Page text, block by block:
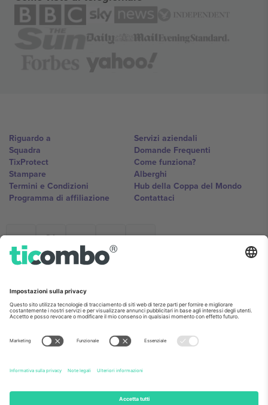
Riguardo a
Squadra
TixProtect
Stampare
Termini e Condizioni
Programma di affiliazione
Servizi aziendali
Domande Frequenti
Come funziona?
Alberghi
Hub della Coppa del Mondo
Contattaci
Ticombo Italia
Mimi Balkanska 132, 1540, Sofia,
base alla località, all'evento e/o al dominio. Per i dettagli controlla la
pagina specifica dell'evento, l'impronta e i termini.,